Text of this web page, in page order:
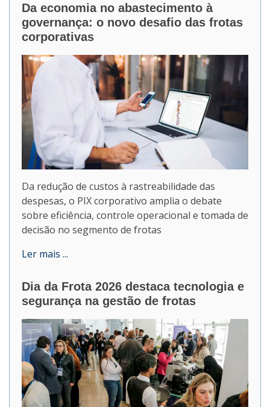
Da economia no abastecimento à
governança: o novo desafio das frotas
corporativas
Da redução de custos à rastreabilidade das
despesas, o PIX corporativo amplia o debate
sobre eficiência, controle operacional e tomada de
decisão no segmento de frotas
Ler mais ...
Dia da Frota 2026 destaca tecnologia e
segurança na gestão de frotas